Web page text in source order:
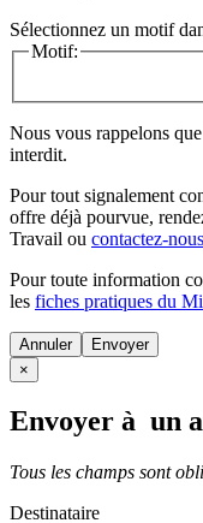
Sélectionnez un motif
Motif:
Nous vous rappelons
interdit.
Pour tout signalement
offre déjà pourvue,
Travail ou contactez-nous
Pour toute information
les fiches pratiques du
Annuler
×
Envoyer à un
Tous les champs sont
Destinataire